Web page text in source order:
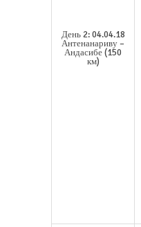
День 2: 04.04.18
Антенанариву –
Андасибе (150
км)